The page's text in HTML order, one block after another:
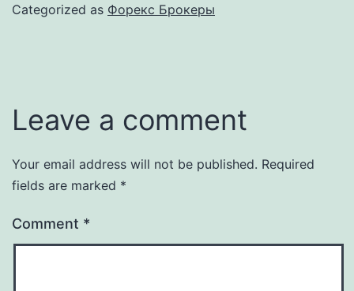
Categorized as Форекс Брокеры
Leave a comment
Your email address will not be published. Required
fields are marked *
Comment *